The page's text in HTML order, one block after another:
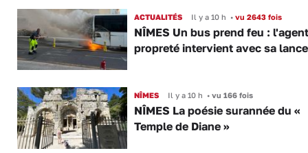
ACTUALITÉS Il y a 10 h •vu 2643 fois
NÎMES Un bus prend feu :
propreté intervient avec sa lance
NÎMES Il y a 10 h •vu 166 fois
NÎMES La poésie surannée du «
Temple de Diane »